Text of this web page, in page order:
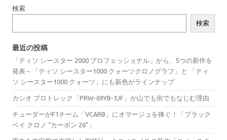
検索
検索
最近の投稿
「ティソ シースター 2000 プロフェッショナル」から、5つの新作を
発表～「ティソ シースター1000 クォーツクロノグラフ」と 「ティ
ソ シースター1000 クォーツ」にも新色がラインナップ
カシオ プロトレック「PRW-69YB-3JF」が山でも街でもなじむ理由
チューダーがF1チーム「VCARB」にオマージュを捧ぐ！「ブラック
ベイ クロノ “カーボン 26”」